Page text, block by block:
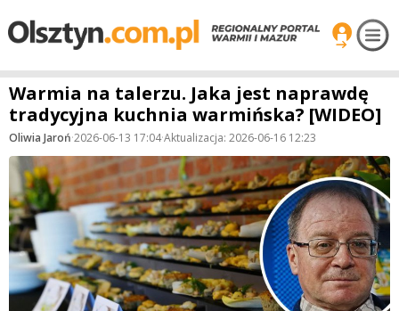
Warmia na talerzu. Jaka jest naprawdę
tradycyjna kuchnia warmińska? [WIDEO]
Oliwia Jaroń·2026-06-13 17:04·Aktualizacja: 2026-06-16 12:23